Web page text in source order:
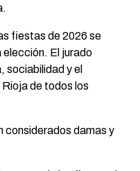
fiestas de 2026 se
elección. El jurado
sociabilidad y el
de todos los
considerados damas y